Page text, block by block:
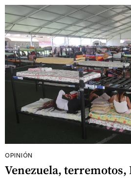
OPINIÓN
Venezuela, terremotos,